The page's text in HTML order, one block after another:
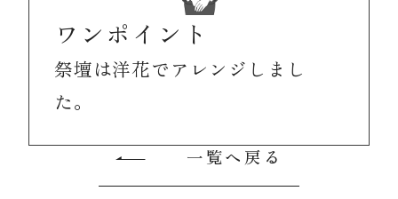
ワンポイント
祭壇は洋花でアレンジしまし
た。
一覧へ戻る